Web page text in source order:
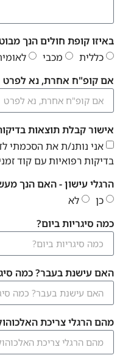
באיזו קופת חולים הנך
כללית
מכבי
אם קופ"ח אחרת, נא לפרט
אישור קבלת תוצאות
אני נותנ/ת את הסכמתי
בדיקות רפואיות עם קוד
הרגלי עישון - האם הנך
כן
לא
כמה סיגריות ביום?
האם עישנת בעבר? כמה
מהם הרגלי צריכת